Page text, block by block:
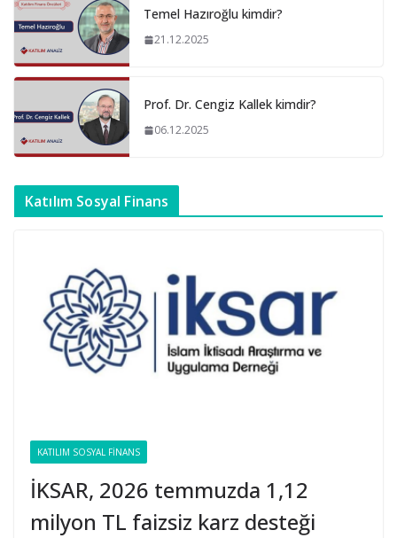
Temel Hazıroğlu kimdir?
21.12.2025
Prof. Dr. Cengiz Kallek kimdir?
06.12.2025
Katılım Sosyal Finans
KATILIM SOSYAL FINANS
İKSAR, 2026 temmuzda 1,12
milyon TL faizsiz karz desteği